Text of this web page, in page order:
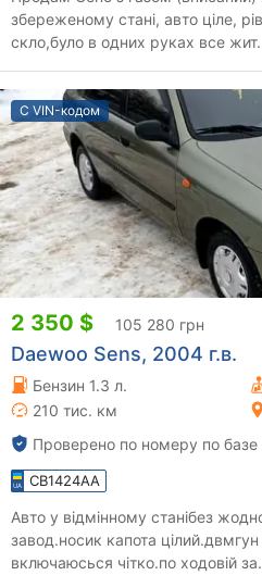
збереженому стані, авто ціле,
скло,було в одних руках все
С VIN-кодом
2 350 $ 105 280 грн
Daewoo Sens, 2004 г.в.
Бензин 1.3 л.
210 тис. км
Проверено по номеру по
CB1424AA
Авто у відмінному станібез
завод.носик капота
включаюсься чітко.по ходовій